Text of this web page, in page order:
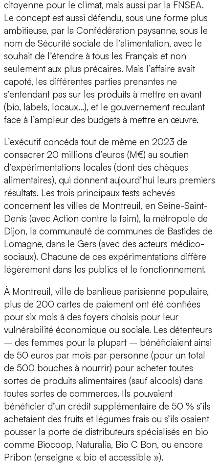
citoyenne pour le climat, mais aussi par la FNSEA.
Le concept est aussi défendu, sous une forme plus
ambitieuse, par la Confédération paysanne, sous le
nom de Sécurité sociale de l’alimentation, avec le
souhait de l’étendre à tous les Français et non
seulement aux plus précaires. Mais l’affaire avait
capoté, les différentes parties prenantes ne
s’entendant pas sur les produits à mettre en avant
(bio, labels, locaux…), et le gouvernement reculant
face à l’ampleur des budgets à mettre en œuvre.
L’exécutif concéda tout de même en 2023 de
consacrer 20 millions d’euros (M€) au soutien
d’expérimentations locales (dont des chèques
alimentaires), qui donnent aujourd’hui leurs premiers
résultats. Les trois principaux tests achevés
concernent les villes de Montreuil, en Seine-Saint-
Denis (avec Action contre la faim), la métropole de
Dijon, la communauté de communes de Bastides de
Lomagne, dans le Gers (avec des acteurs médico-
sociaux). Chacune de ces expérimentations diffère
légèrement dans les publics et le fonctionnement.
À Montreuil, ville de banlieue parisienne populaire,
plus de 200 cartes de paiement ont été confiées
pour six mois à des foyers choisis pour leur
vulnérabilité économique ou sociale. Les détenteurs
– des femmes pour la plupart – bénéficiaient ainsi
de 50 euros par mois par personne (pour un total
de 500 bouches à nourrir) pour acheter toutes
sortes de produits alimentaires (sauf alcools) dans
toutes sortes de commerces. Ils pouvaient
bénéficier d’un crédit supplémentaire de 50 % s’ils
achetaient des fruits et légumes frais ou s’ils osaient
pousser la porte de distributeurs spécialisés en bio
comme Biocoop, Naturalia, Bio C Bon, ou encore
Pribon (enseigne « bio et accessible »).